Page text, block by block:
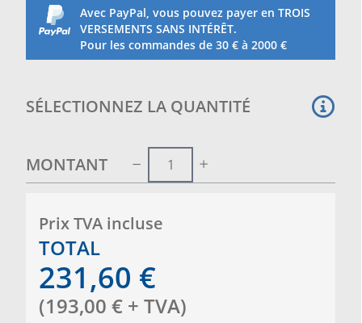
LZ00053G et supra art. LZ00053
Poids : 21 kg environ
Fourni pour montage avec instructions de montage
Avec PayPal, vous pouvez payer en TROIS
VERSEMENTS SANS INTÉRÊT.
Pour les commandes de 30 € à 2000 €
SÉLECTIONNEZ LA QUANTITÉ
MONTANT
Prix ​​TVA incluse
TOTAL
231,60 €
(193,00 € + TVA)